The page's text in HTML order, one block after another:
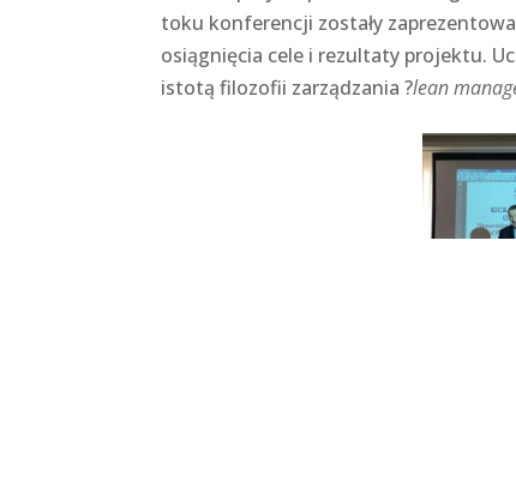
toku konferencji zostały
osiągnięcia cele i rezultaty projektu.
istotą filozofii zarządzania ?lean